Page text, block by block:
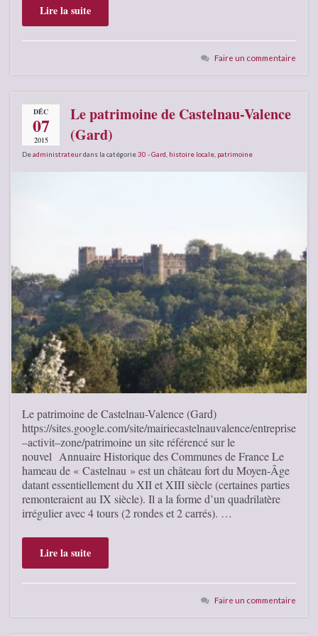
Lire la suite
Faire un commentaire
DÉC
07
2015
Le patrimoine de Castelnau-Valence
(Gard)
Deadministrateurdans la catégorie30 - Gard histoire locale patrimoine
Le patrimoine de Castelnau-Valence (Gard)
https://sites.google.com/site/mairiecastelnauvalence/entreprise
–activit–zone/patrimoine un site référencé sur le
nouvel Annuaire Historique des Communes de France Le
hameau de « Castelnau » est un château fort du Moyen-Âge
datant essentiellement du XII et XIII siècle (certaines parties
remonteraient au IX siècle). Il a la forme d’un quadrilatère
irrégulier avec 4 tours (2 rondes et 2 carrés). …
Lire la suite
Faire un commentaire